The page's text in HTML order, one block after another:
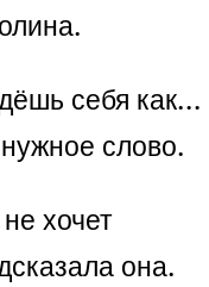
себя как…
слово.
хочет
она.